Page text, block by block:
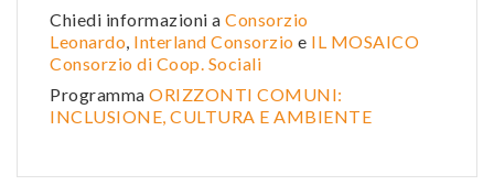
Chiedi informazioni a Consorzio
Leonardo, Interland Consorzio e IL MOSAICO
Consorzio di Coop. Sociali
Programma ORIZZONTI COMUNI:
INCLUSIONE, CULTURA E AMBIENTE